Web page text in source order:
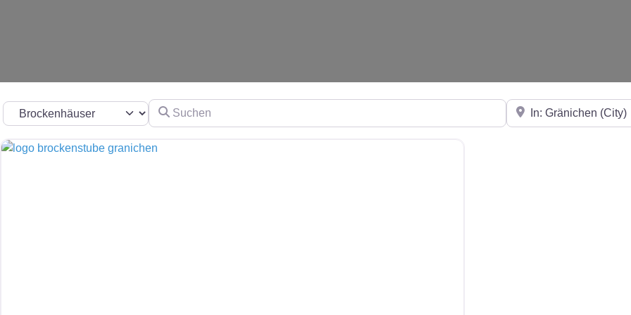
Suchtyp auswählen Suchen in der Nähe